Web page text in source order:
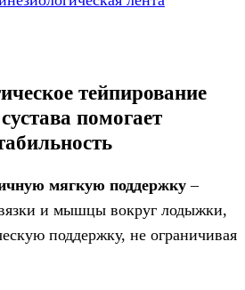
тейпирование
помогает
мягкую поддержку –
и мышцы вокруг лодыжки,
поддержку, не ограничивая